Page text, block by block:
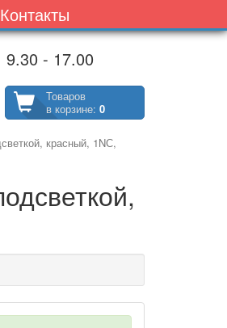
Контакты
- 17.00
Товаров
в корзине: 0
красный, 1NС,